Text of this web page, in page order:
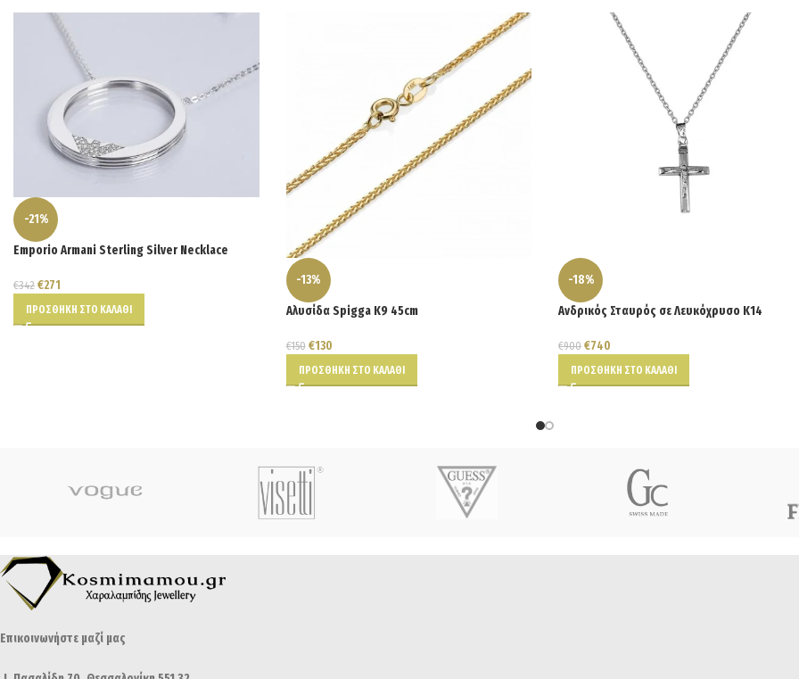
-21%
Emporio Armani Sterling Silver Necklace
€342 €271
ΠΡΟΣΘΉΚΗ ΣΤΟ ΚΑΛΆΘΙ
-13%
Αλυσίδα Spigga K9 45cm
€150 €130
ΠΡΟΣΘΉΚΗ ΣΤΟ ΚΑΛΆΘΙ
-18%
Ανδρικός Σταυρός σε Λευκόχρυσο Κ14
€900 €740
ΠΡΟΣΘΉΚΗ ΣΤΟ ΚΑΛΆΘΙ
Επικοινωνήστε μαζί μας